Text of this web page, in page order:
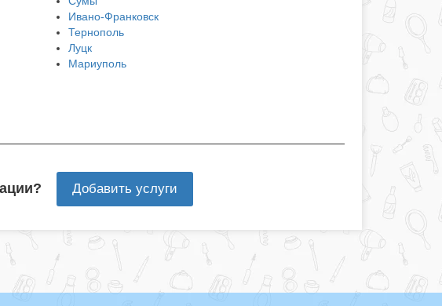
Ивано-Франковск
Тернополь
Луцк
Мариуполь
Добавить услуги